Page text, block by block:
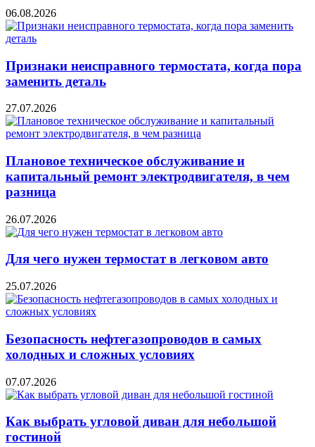
06.08.2026
Признаки неисправного термостата, когда пора
заменить деталь
27.07.2026
Плановое техническое обслуживание и
капитальный ремонт электродвигателя, в чем
разница
26.07.2026
Для чего нужен термостат в легковом авто
25.07.2026
Безопасность нефтегазопроводов в самых
холодных и сложных условиях
07.07.2026
Как выбрать угловой диван для небольшой
гостиной